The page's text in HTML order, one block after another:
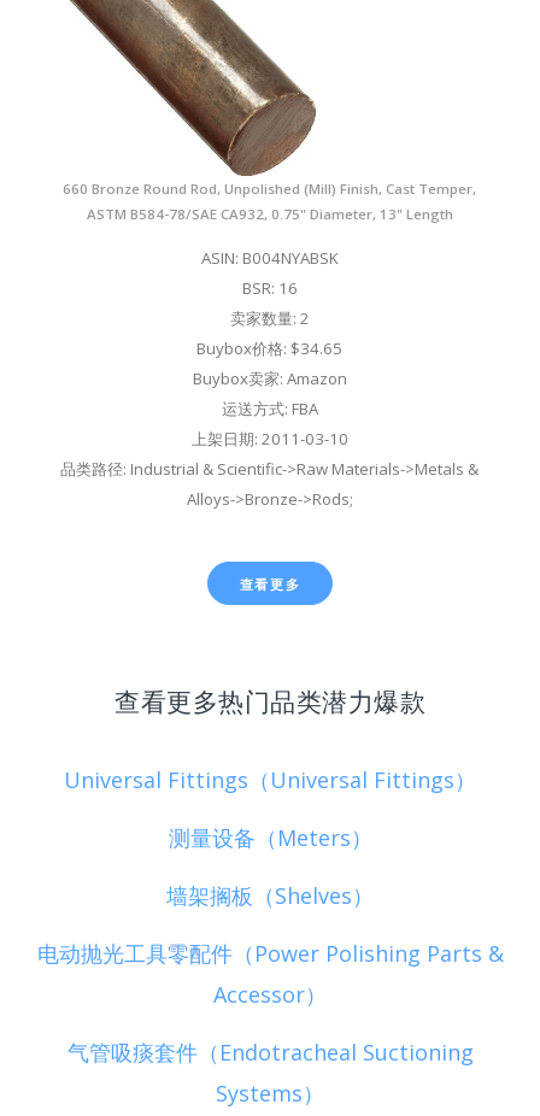
660 Bronze Round Rod, Unpolished (Mill) Finish, Cast Temper,
ASTM B584-78/SAE CA932, 0.75" Diameter, 13" Length
ASIN: B004NYABSK
BSR: 16
卖家数量: 2
Buybox价格: $34.65
Buybox卖家: Amazon
运送方式: FBA
上架日期: 2011-03-10
品类路径: Industrial & Scientific->Raw Materials->Metals &
Alloys->Bronze->Rods;
查看更多
查看更多热门品类潜力爆款
Universal Fittings（Universal Fittings）
测量设备（Meters）
墙架搁板（Shelves）
电动抛光工具零配件（Power Polishing Parts &
Accessor）
气管吸痰套件（Endotracheal Suctioning
Systems）